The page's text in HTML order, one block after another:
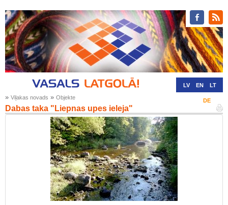
LV EN LT
DE
» Viļakas novads » Objekte
Dabas taka "Liepnas upes ieleja"